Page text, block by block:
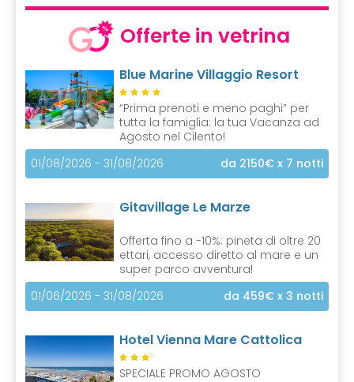
Offerte in vetrina
Blue Marine Villaggio Resort
“Prima prenoti e meno paghi” per
tutta la famiglia: la tua Vacanza ad
Agosto nel Cilento!
01/08/2026 - 31/08/2026
da 2150€ x 7 notti
Gitavillage Le Marze
Offerta fino a -10%: pineta di oltre 20
ettari, accesso diretto al mare e un
super parco avventura!
01/06/2026 - 31/08/2026
da 459€ x 3 notti
Hotel Vienna Mare Cattolica
S
SPECIALE PROMO AGOSTO